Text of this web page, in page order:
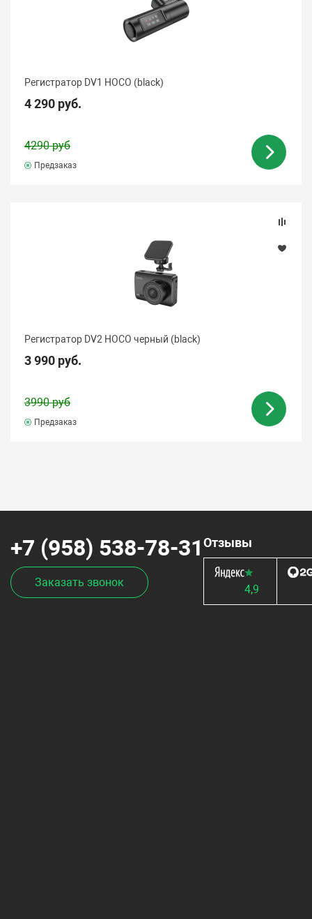
Регистратор DV1 HOCO (black)
4 290 руб.
4290 руб
Предзаказ
Регистратор DV2 HOCO черный (black)
3 990 руб.
3990 руб
Предзаказ
+7 (958) 538-78-31
Заказать звонок
Отзывы
4,9